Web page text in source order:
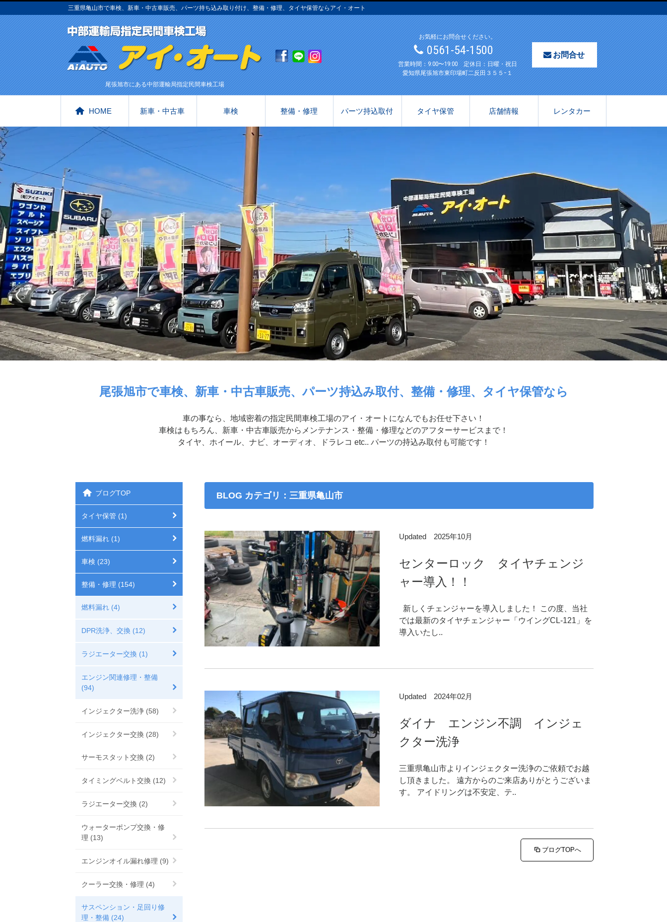
三重県亀山市で車検、新車・中古車販売、パーツ持ち込み取り付け、整備・修理、タイヤ保管ならアイ・オート
尾張旭市にある中部運輸局指定民間車検工場
お気軽にお問合せください。
0561-54-1500
営業時間：9:00〜19:00 定休日：日曜・祝日
愛知県尾張旭市東印場町二反田３５５−１
お問合せ
HOME 新車・中古車 車検 整備・修理 パーツ持込取付 タイヤ保管 店舗情報 レンタカー
尾張旭市で車検、新車・中古車販売、パーツ持込み取付、整備・修理、タイヤ保管なら
車の事なら、地域密着の指定民間車検工場のアイ・オートになんでもお任せ下さい！
車検はもちろん、新車・中古車販売からメンテナンス・整備・修理などのアフターサービスまで！
タイヤ、ホイール、ナビ、オーディオ、ドラレコ etc.. パーツの持込み取付も可能です！
BLOG カテゴリ：三重県亀山市
Updated 2025年10月
センターロック タイヤチェンジ
ャー導入！！
新しくチェンジャーを導入しました！ この度、当社
では最新のタイヤチェンジャー「ウイングCL-121」を
導入いたし..
Updated 2024年02月
ダイナ エンジン不調 インジェ
クター洗浄
三重県亀山市よりインジェクター洗浄のご依頼でお越
し頂きました。 遠方からのご来店ありがとうございま
す。 アイドリングは不安定、テ..
ブログTOPへ
ブログTOP
タイヤ保管 (1)
燃料漏れ (1)
車検 (23)
整備・修理 (154)
燃料漏れ (4)
DPR洗浄、交換 (12)
ラジエーター交換 (1)
エンジン関連修理・整備
(94)
インジェクター洗浄 (58)
インジェクター交換 (28)
サーモスタット交換 (2)
タイミングベルト交換 (12)
ラジエーター交換 (2)
ウォーターポンプ交換・修
理 (13)
エンジンオイル漏れ修理 (9)
クーラー交換・修理 (4)
サスペンション・足回り修
理・整備 (24)